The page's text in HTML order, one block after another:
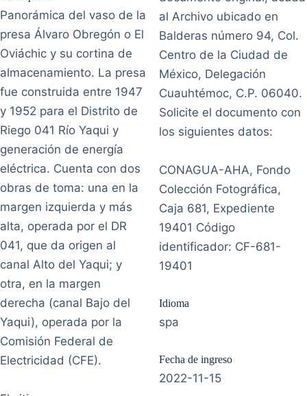
Panorámica del vaso de la
presa Álvaro Obregón o El
Oviáchic y su cortina de
almacenamiento. La presa
fue construida entre 1947
y 1952 para el Distrito de
Riego 041 Río Yaqui y
generación de energía
eléctrica. Cuenta con dos
obras de toma: una en la
margen izquierda y más
alta, operada por el DR
041, que da origen al
canal Alto del Yaqui; y
otra, en la margen
derecha (canal Bajo del
Yaqui), operada por la
Comisión Federal de
Electricidad (CFE).
al Archivo ubicado en
Balderas número 94, Col.
Centro de la Ciudad de
México, Delegación
Cuauhtémoc, C.P. 06040.
Solicite el documento con
los siguientes datos:
CONAGUA-AHA, Fondo
Colección Fotográfica,
Caja 681, Expediente
19401 Código
identificador: CF-681-
19401
Idioma
spa
Fecha de ingreso
2022-11-15